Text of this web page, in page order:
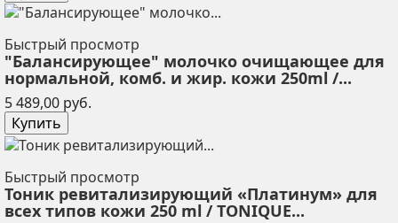
Быстрый просмотр
"Балансирующее" молочко очищающее для
нормальной, комб. и жир. кожи 250ml /...
5 489,00 руб.
Купить
Быстрый просмотр
Тоник ревитализирующий «Платинум» для
всех типов кожи 250 ml / TONIQUE...